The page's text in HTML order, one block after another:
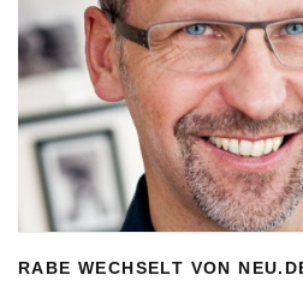
RABE WECHSELT VON